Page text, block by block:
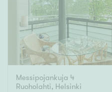
Ominaisuudet
Hissi
Järvi- tai merinäköala
Maalämpö
Oma ranta
Messipojankuja 4
Ruoholahti, Helsinki